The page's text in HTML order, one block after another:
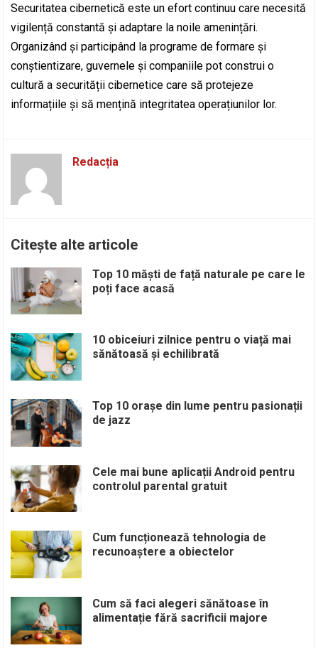
Securitatea cibernetică este un efort continuu care necesită
vigilență constantă și adaptare la noile amenințări.
Organizând și participând la programe de formare și
conștientizare, guvernele și companiile pot construi o
cultură a securității cibernetice care să protejeze
informațiile și să mențină integritatea operațiunilor lor.
Redacția
Citește alte articole
Top 10 măști de față naturale pe care le
poți face acasă
10 obiceiuri zilnice pentru o viață mai
sănătoasă și echilibrată
Top 10 orașe din lume pentru pasionații
de jazz
Cele mai bune aplicații Android pentru
controlul parental gratuit
Cum funcționează tehnologia de
recunoaștere a obiectelor
Cum să faci alegeri sănătoase în
alimentație fără sacrificii majore